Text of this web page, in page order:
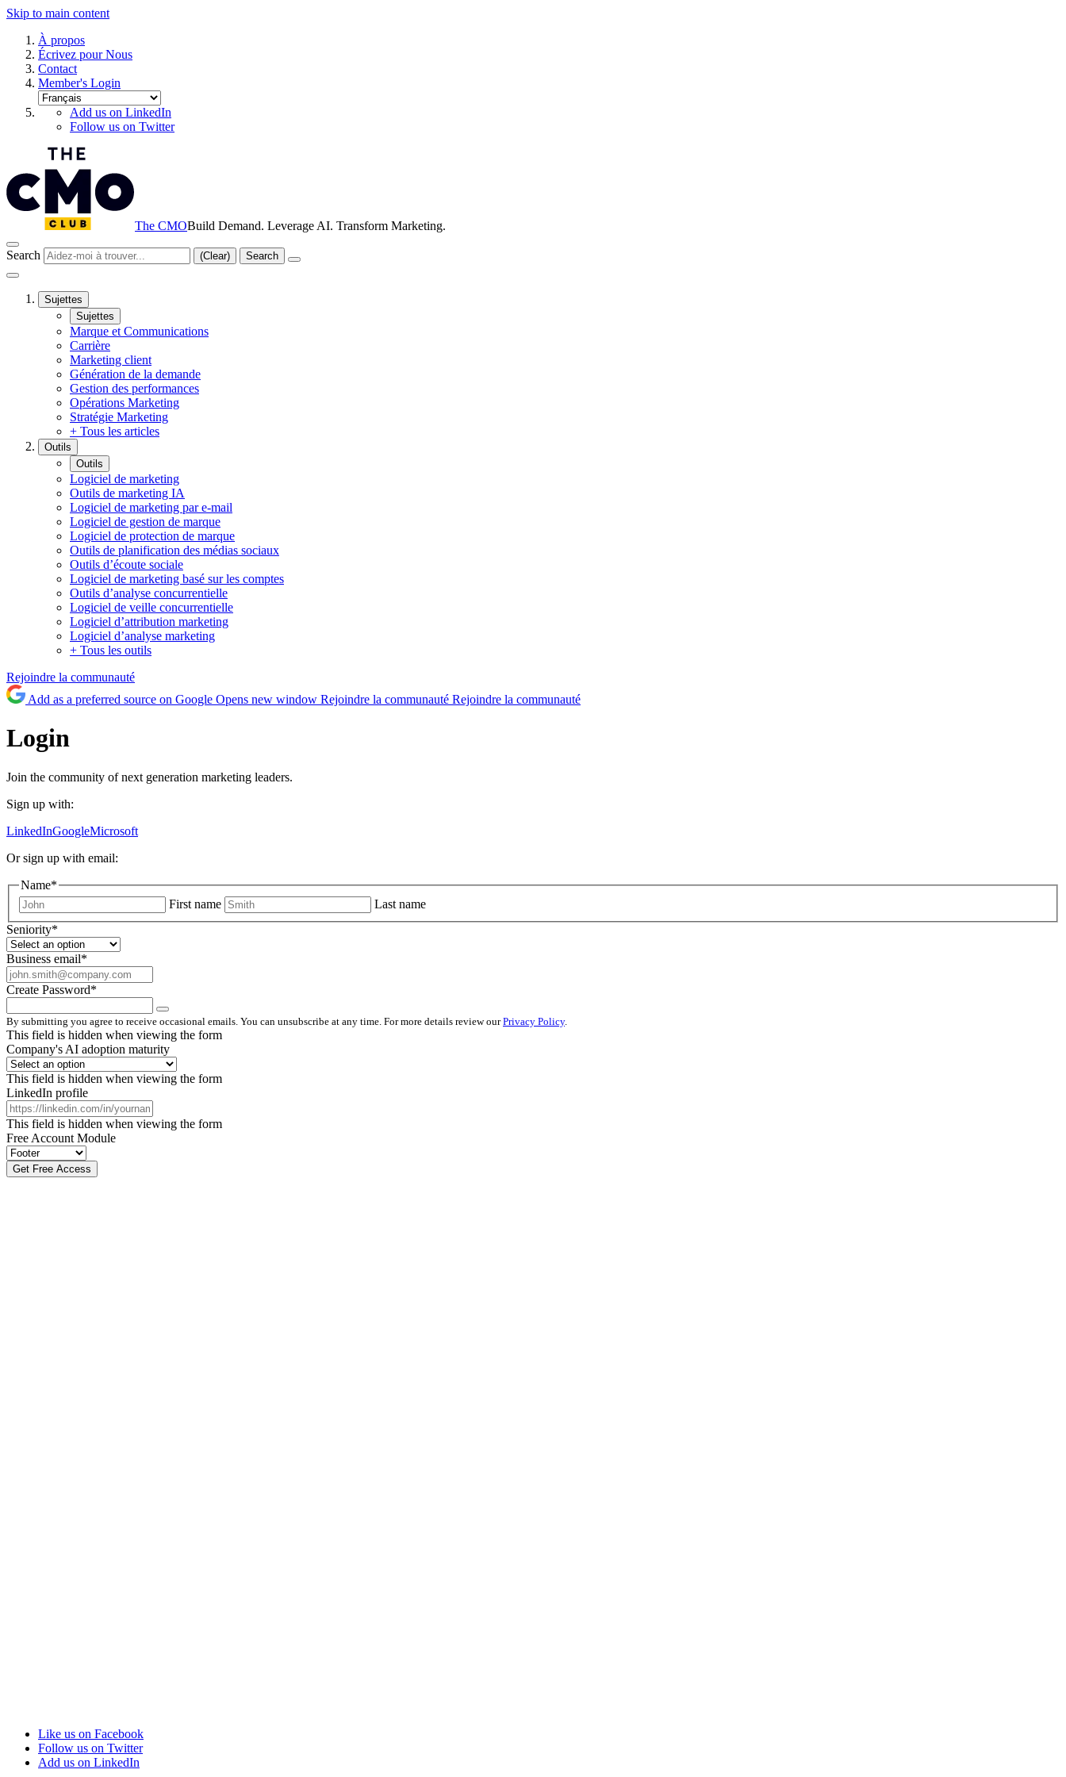
Skip to main content
À propos
Écrivez pour Nous
Contact
Member's Login
Add us on LinkedIn
Follow us on Twitter
The CMOBuild Demand. Leverage AI. Transform Marketing.
Search (Clear) Search
Sujettes
Sujettes
Marque et Communications
Carrière
Marketing client
Génération de la demande
Gestion des performances
Opérations Marketing
Stratégie Marketing
+ Tous les articles
Outils
Outils
Logiciel de marketing
Outils de marketing IA
Logiciel de marketing par e-mail
Logiciel de gestion de marque
Logiciel de protection de marque
Outils de planification des médias sociaux
Outils d’écoute sociale
Logiciel de marketing basé sur les comptes
Outils d’analyse concurrentielle
Logiciel de veille concurrentielle
Logiciel d’attribution marketing
Logiciel d’analyse marketing
+ Tous les outils
Rejoindre la communauté
Add as a preferred source on Google Opens new window Rejoindre la communauté Rejoindre la communauté
Login
Join the community of next generation marketing leaders.
Sign up with:
LinkedInGoogleMicrosoft
Or sign up with email:
Name*
First name
Last name
Seniority*
Business email*
Create Password*
By submitting you agree to receive occasional emails. You can unsubscribe at any time. For more details review ourPrivacy Policy.
This field is hidden when viewing the form
Company's AI adoption maturity
This field is hidden when viewing the form
LinkedIn profile
This field is hidden when viewing the form
Free Account Module
Like us on Facebook
Follow us on Twitter
Add us on LinkedIn